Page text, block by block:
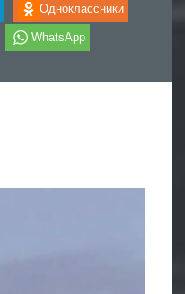
Одноклассники
WhatsApp